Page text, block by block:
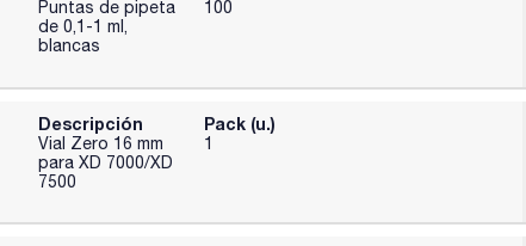
Puntas de pipeta
de 0,1-1 ml,
blancas
100
Descripción
Vial Zero 16 mm
para XD 7000/XD
7500
Pack (u.)
1